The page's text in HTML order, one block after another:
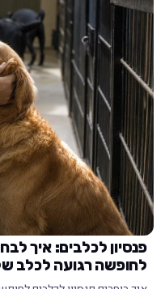
פנסיון לכלבים: איך
לחופשה רגועה לכלב